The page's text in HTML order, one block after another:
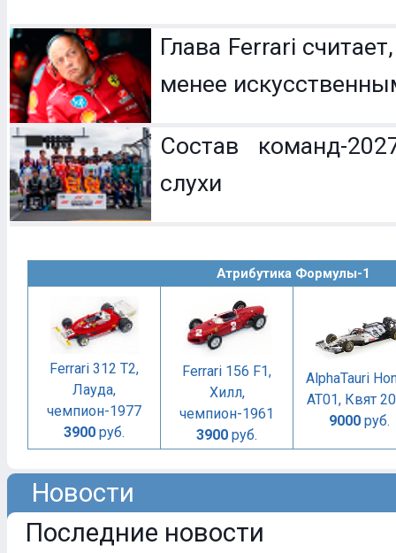
Глава Ferrari
менее
Состав команд-
слухи
Атрибутика Формулы-1
Ferrari 312 T2,
Лауда,
чемпион-1977
3900 руб.
Ferrari 156 F1,
Хилл,
чемпион-1961
3900 руб.
AlphaTauri
AT01, Квят
9000руб.
Новости
Последние новости